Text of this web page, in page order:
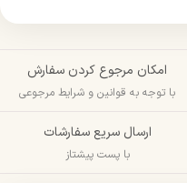
امکان مرجوع کردن سفارش
با توجه به قوانین و شرایط مرجوعی
ارسال سریع سفارشات
با پست پیشتاز